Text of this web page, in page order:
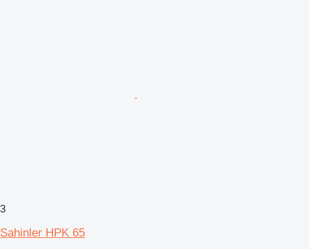
3
Sahinler HPK 65